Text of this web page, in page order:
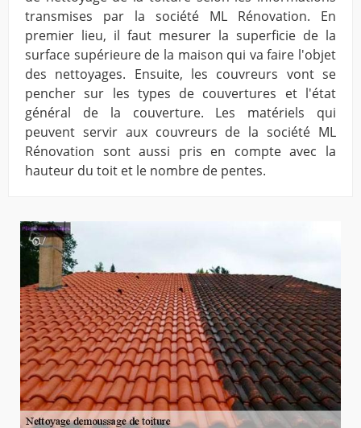
transmises par la société ML Rénovation. En
premier lieu, il faut mesurer la superficie de la
surface supérieure de la maison qui va faire l'objet
des nettoyages. Ensuite, les couvreurs vont se
pencher sur les types de couvertures et l'état
général de la couverture. Les matériels qui
peuvent servir aux couvreurs de la société ML
Rénovation sont aussi pris en compte avec la
hauteur du toit et le nombre de pentes.